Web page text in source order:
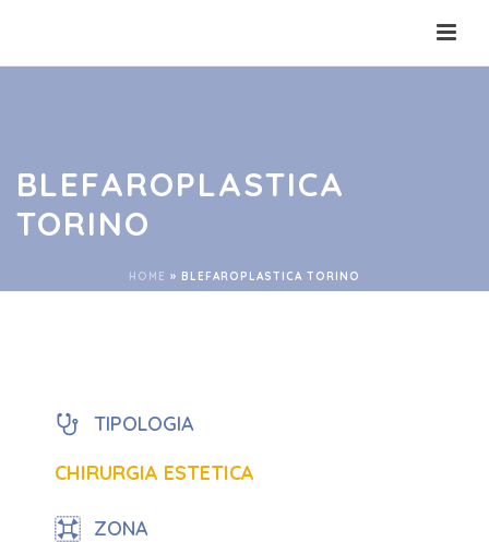
BLEFAROPLASTICA
TORINO
HOME » BLEFAROPLASTICA TORINO
TIPOLOGIA
CHIRURGIA ESTETICA
ZONA